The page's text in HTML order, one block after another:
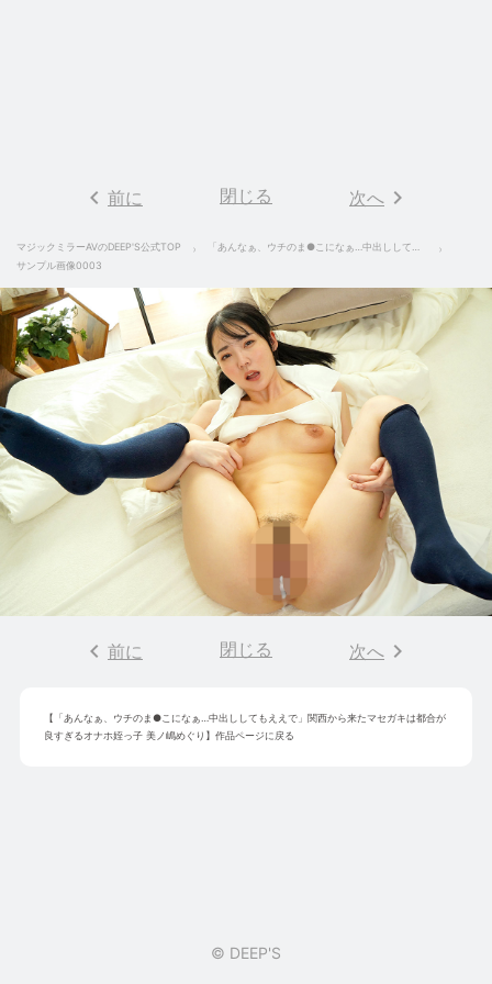
keyboard_arrow_left 前に 閉じる 次へ keyboard_arrow_right
マジックミラーAVのDEEP'S公式TOP
サンプル画像0003
keyboard_arrow_left 前に 閉じる 次へ keyboard_arrow_right
【 「あんなぁ、ウチのま●こになぁ…中出ししてもええで」関西から来たマセガキは都合が
良すぎるオナホ姪っ子 美ノ嶋めぐり 】作品ページに戻る
© DEEP'S